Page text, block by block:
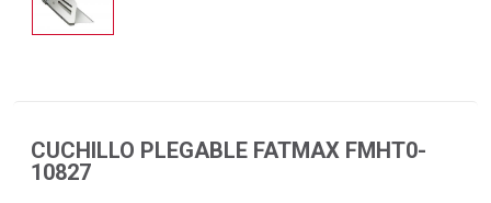
CUCHILLO PLEGABLE FATMAX FMHT0-
10827